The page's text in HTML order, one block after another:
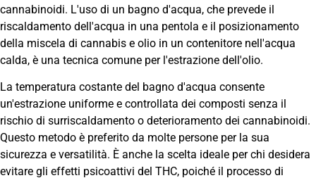
cannabinoidi. L'uso di un bagno d'acqua, che prevede il
riscaldamento dell'acqua in una pentola e il posizionamento
della miscela di cannabis e olio in un contenitore nell'acqua
calda, è una tecnica comune per l'estrazione dell'olio.
La temperatura costante del bagno d'acqua consente
un'estrazione uniforme e controllata dei composti senza il
rischio di surriscaldamento o deterioramento dei cannabinoidi.
Questo metodo è preferito da molte persone per la sua
sicurezza e versatilità. È anche la scelta ideale per chi desidera
evitare gli effetti psicoattivi del THC, poiché il processo di